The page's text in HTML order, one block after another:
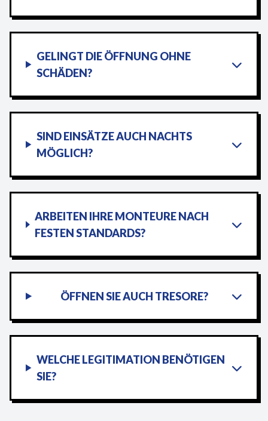
GELINGT DIE ÖFFNUNG OHNE
SCHÄDEN?
SIND EINSÄTZE AUCH NACHTS
MÖGLICH?
ARBEITEN IHRE MONTEURE NACH
FESTEN STANDARDS?
ÖFFNEN SIE AUCH TRESORE?
WELCHE LEGITIMATION BENÖTIGEN
SIE?